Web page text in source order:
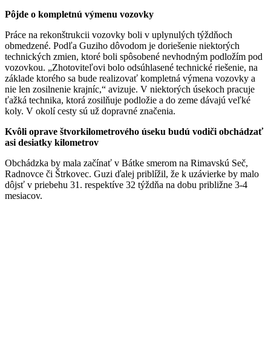
Pôjde o kompletnú výmenu vozovky
Práce na rekonštrukcii vozovky boli v uplynulých týždňoch
obmedzené. Podľa Guziho dôvodom je doriešenie niektorých
technických zmien, ktoré boli spôsobené nevhodným podložím pod
vozovkou. „Zhotoviteľovi bolo odsúhlasené technické riešenie, na
základe ktorého sa bude realizovať kompletná výmena vozovky a
nie len zosilnenie krajníc,“ avizuje. V niektorých úsekoch pracuje
ťažká technika, ktorá zosilňuje podložie a do zeme dávajú veľké
koly. V okolí cesty sú už dopravné značenia.
Kvôli oprave štvorkilometrového úseku budú vodiči obchádzať
asi desiatky kilometrov
Obchádzka by mala začínať v Bátke smerom na Rimavskú Seč,
Radnovce či Štrkovec. Guzi ďalej priblížil, že k uzávierke by malo
dôjsť v priebehu 31. respektíve 32 týždňa na dobu približne 3-4
mesiacov.